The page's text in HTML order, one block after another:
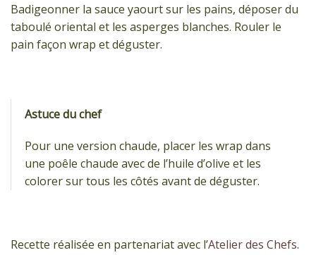
Badigeonner la sauce yaourt sur les pains, déposer du
taboulé oriental et les asperges blanches. Rouler le
pain façon wrap et déguster.
Astuce du chef
Pour une version chaude, placer les wrap dans
une poêle chaude avec de l’huile d’olive et les
colorer sur tous les côtés avant de déguster.
Recette réalisée en partenariat avec l’Atelier des Chefs.